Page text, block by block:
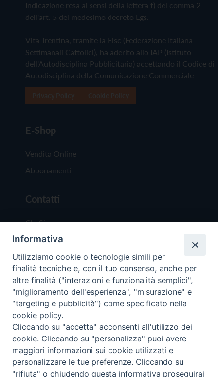
Indicazione resa ai sensi della lettera f) del comma 2
dell'art. 5 del medesimo decreto Lgs.
Vita Trentina, tramite la Fisc (Federazione Italiana
Settimanali Cattolici), ha aderito allo IAP (Istituto
dell'Autodisciplina Pubblicitaria) accettando il Codice di
Autodisciplina della Comunicazione Commerciale
E-Shop
Vendita Online
Abbonamenti
Contatti
Chi Siamo
Redazione
Scrivici
Copyright © 2019 - Tutti i diritti riservati - Vita
Trentina Editrice
Privacy Policy
Torna
Informativa
Utilizziamo cookie o tecnologie simili per
finalità tecniche e, con il tuo consenso, anche per
altre finalità ("interazioni e funzionalità semplici",
"miglioramento dell'esperienza", "misurazione" e
"targeting e pubblicità") come specificato nella
cookie policy.
Cliccando su "accetta" acconsenti all'utilizzo dei
cookie. Cliccando su "personalizza" puoi avere
maggiori informazioni sui cookie utilizzati e
personalizzare le tue preferenze. Cliccando su
"rifiuta" o chiudendo questa informativa proseguirai